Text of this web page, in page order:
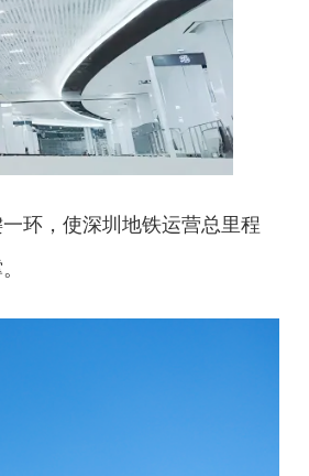
环，使深圳地铁运营总里程